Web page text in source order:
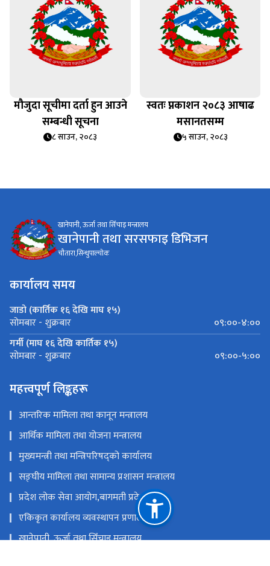
मौजुदा सूचीमा दर्ता हुन आउने
सम्बन्धी सूचना
८ साउन, २०८३
स्वतः प्नकाशन २०८३ आषाढ
मसानतसम्म
५ साउन, २०८३
खानेपानी, ऊर्जा तथा सिँचाइ मन्त्रालय
खानेपानी तथा सरसफाइ डिभिजन
चौतारा,सिन्धुपाल्चोक
कार्यालय समय
जाडो (कार्तिक १६ देखि माघ १५)
सोमबार - शुक्रबार
०९:००-४:००
गर्मी (माघ १६ देखि कार्तिक १५)
सोमबार - शुक्रबार ०९:००-५:००
महत्त्वपूर्ण लिङ्कहरू
आन्तरिक मामिला तथा कानून मन्त्रालय
आर्थिक मामिला तथा योजना मन्त्रालय
मुख्यमन्त्री तथा मन्त्रिपरिषद्को कार्यालय
सङ्‍घीय मामिला तथा सामान्य प्रशासन मन्त्रालय
प्रदेश लोक सेवा आयोग,बागमती प्रदेश
एकिकृत कार्यालय व्यवस्थापन प्रणाली
खानेपानी, ऊर्जा तथा सिँचाइ मन्त्रालय